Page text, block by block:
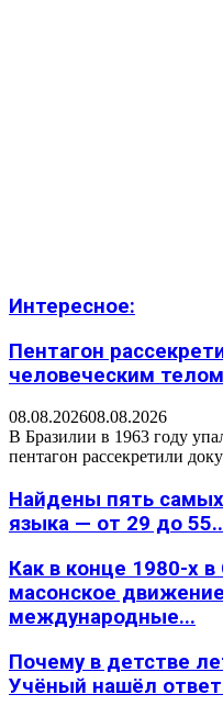
Интересное:
Пентагон
человеческим
08.08.202608.08.2026
В Бразилии в 1963 году
пентагон рассекретили
Найдены пять
языка — от 29 до
Как в конце 1980-х
масонское
международные...
Почему в детстве
Учёный нашёл ответ